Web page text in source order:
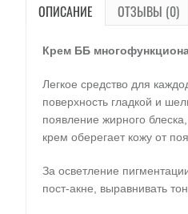
ОПИСАНИЕ ОТЗЫВЫ (0)
Крем ББ
Легкое средство для
поверхность гладкой и
появление жирного
крем оберегает кожу от
За осветление
пост-акне, выравнивать